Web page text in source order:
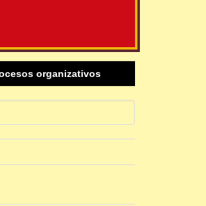
organizativos